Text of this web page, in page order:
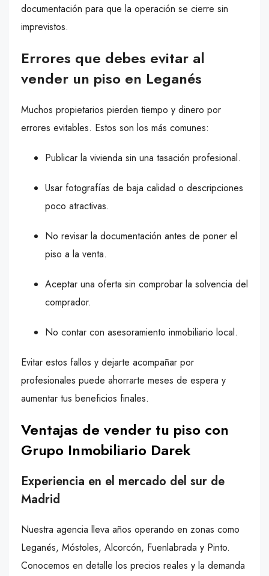
documentación para que la operación se cierre sin
imprevistos.
Errores que debes evitar al
vender un piso en Leganés
Muchos propietarios pierden tiempo y dinero por
errores evitables. Estos son los más comunes:
Publicar la vivienda sin una tasación profesional.
Usar fotografías de baja calidad o descripciones
poco atractivas.
No revisar la documentación antes de poner el
piso a la venta.
Aceptar una oferta sin comprobar la solvencia del
comprador.
No contar con asesoramiento inmobiliario local.
Evitar estos fallos y dejarte acompañar por
profesionales puede ahorrarte meses de espera y
aumentar tus beneficios finales.
Ventajas de vender tu piso con
Grupo Inmobiliario Darek
Experiencia en el mercado del sur de
Madrid
Nuestra agencia lleva años operando en zonas como
Leganés, Móstoles, Alcorcón, Fuenlabrada y Pinto.
Conocemos en detalle los precios reales y la demanda